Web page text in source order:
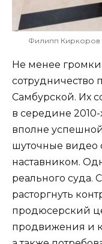
Филипп Киркоров
Не менее
сотрудничество
Самбурской. Их
в середине 2010-
вполне
шуточные видео
наставником.
реального суда.
расторгнуть
продюсерский
продвижения и